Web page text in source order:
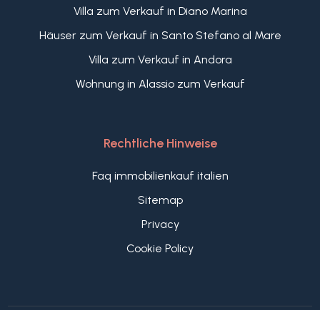
Villa zum Verkauf in Diano Marina
Häuser zum Verkauf in Santo Stefano al Mare
Villa zum Verkauf in Andora
Wohnung in Alassio zum Verkauf
Rechtliche Hinweise
Faq immobilienkauf italien
Sitemap
Privacy
Cookie Policy